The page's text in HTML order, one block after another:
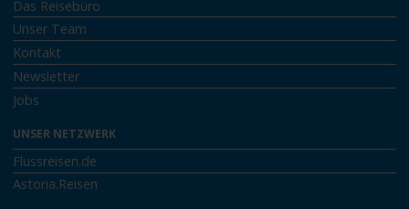
Das Reisebüro
Unser Team
Kontakt
Newsletter
Jobs
UNSER NETZWERK
Flussreisen.de
Astoria.Reisen